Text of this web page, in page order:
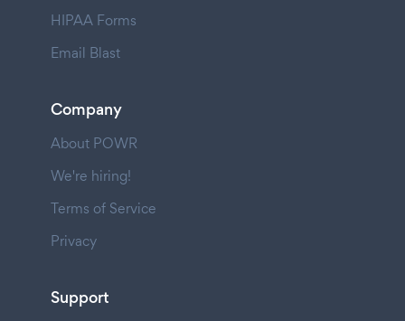
HIPAA Forms
Email Blast
Company
About POWR
We're hiring!
Terms of Service
Privacy
Support